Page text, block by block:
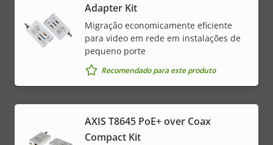
Adapter Kit
Migração economicamente eficiente
para video em rede em instalações de
pequeno porte
Recomendado para este produto
AXIS T8645 PoE+ over Coax
Compact Kit